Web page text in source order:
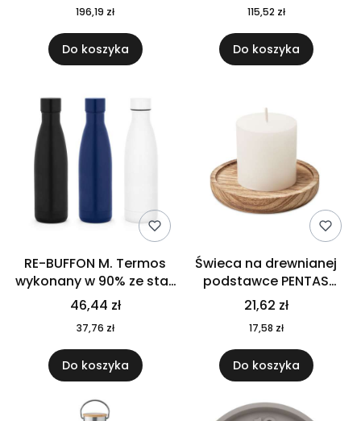
196,19 zł
Do koszyka
115,52 zł
Do koszyka
RE-BUFFON M. Termos
wykonany w 90% ze stali
nierdzewnej
pochodzącej z
recyklingu 520 ml 94294
46,44 zł
37,76 zł
Do koszyka
Świeca na drewnianej
podstawce PENTAS
MO6282-40
21,62 zł
17,58 zł
Do koszyka